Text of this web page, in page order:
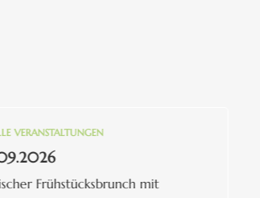
Frühstücksbrunch mit